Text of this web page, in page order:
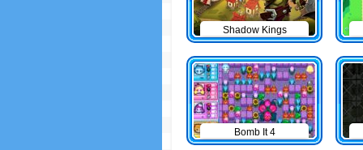
Shadow Kings
Bomb It 4